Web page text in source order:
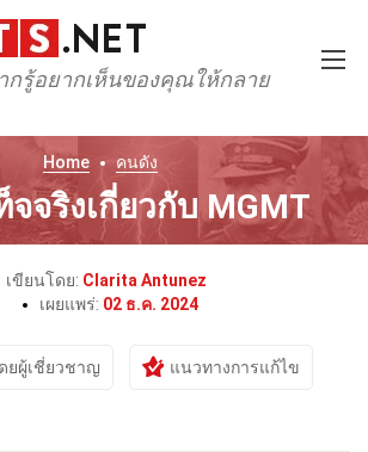
กรู้อยากเห็นของคุณให้กลาย
Home คนดัง
จจริงเกี่ยวกับ MGMT
เขียนโดย: Clarita Antunez
เผยแพร่: 02 ธ.ค. 2024
ยผู้เชี่ยวชาญ แนวทางการแก้ไข